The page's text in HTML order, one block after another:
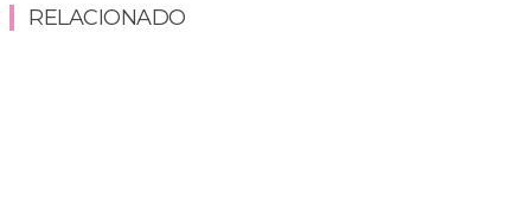
RELACIONADO